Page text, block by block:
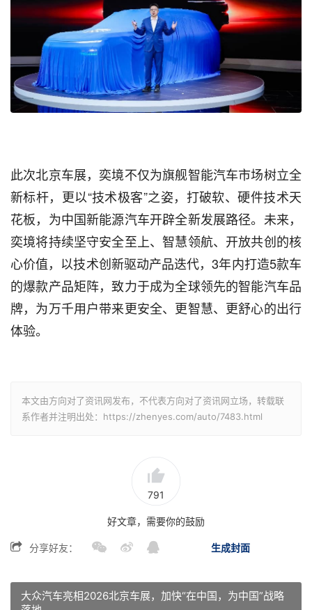
此次北京车展，奕境不仅为旗舰智能汽车市场树立全
新标杆，更以“技术极客”之姿，打破软、硬件技术天
花板，为中国新能源汽车开辟全新发展路径。未来，
奕境将持续坚守安全至上、智慧领航、开放共创的核
心价值，以技术创新驱动产品迭代，3年内打造5款车
的爆款产品矩阵，致力于成为全球领先的智能汽车品
牌，为万千用户带来更安全、更智慧、更舒心的出行
体验。
本文由方向对了资讯网发布，不代表方向对了资讯网立场，转载联
系作者并注明出处：https://zhenyes.com/auto/7483.html
791
好文章，需要你的鼓励
生成封面
分享好友：
大众汽车亮相2026北京车展，加快“在中国，为中国”战略